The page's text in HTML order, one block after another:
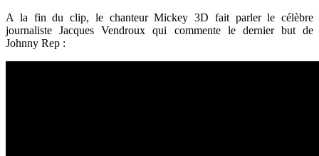
A la fin du clip, le chanteur Mickey 3D fait parler le célèbre
journaliste Jacques Vendroux qui commente le dernier but de
Johnny Rep :